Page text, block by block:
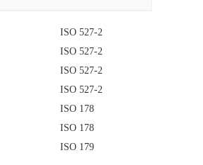
ISO 527-2
ISO 527-2
ISO 527-2
ISO 527-2
ISO 178
ISO 178
ISO 179